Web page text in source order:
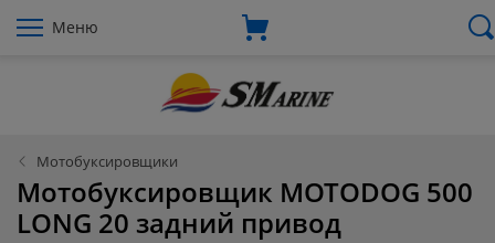
Меню
Мотобуксировщики
Мотобуксировщик MOTODOG 500
LONG 20 задний привод